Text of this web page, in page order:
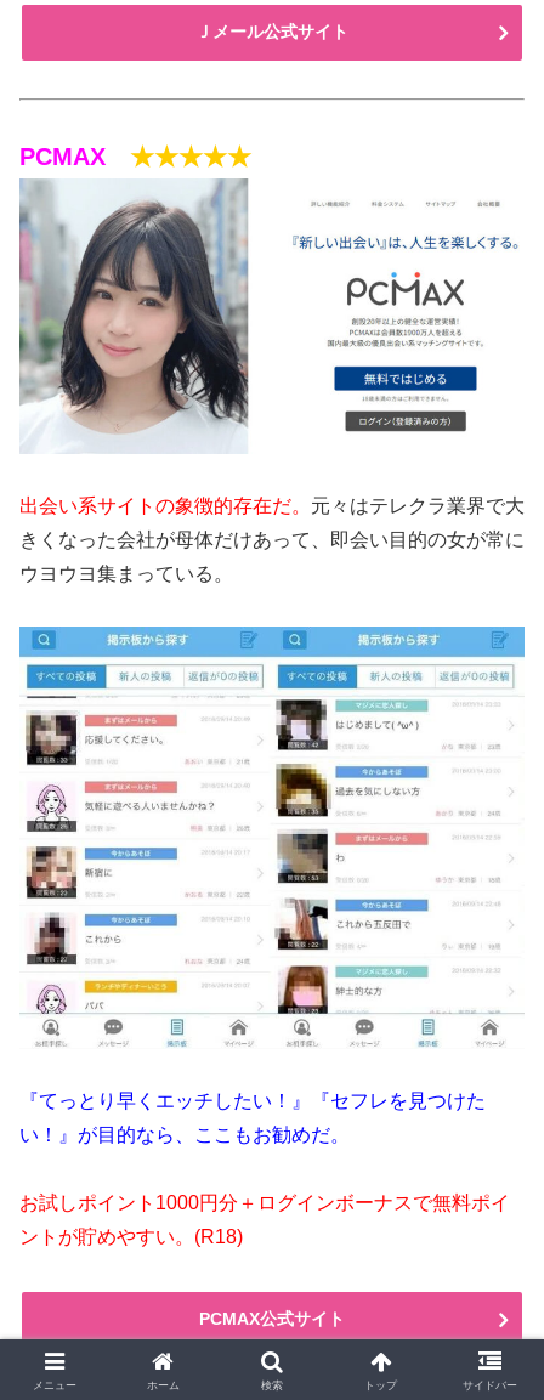
Ｊメール公式サイト
PCMAX ★★★★★
出会い系サイトの象徴的存在だ。 元々はテレクラ業界で大
きくなった会社が母体だけあって、即会い目的の女が常に
ウヨウヨ集まっている。
『てっとり早くエッチしたい！』『セフレを見つけた
い！』が目的なら、ここもお勧めだ。
お試しポイント1000円分＋ログインボーナスで無料ポイ
ントが貯めやすい。(R18)
PCMAX公式サイト
メニュー ホーム 検索 トップ サイドバー